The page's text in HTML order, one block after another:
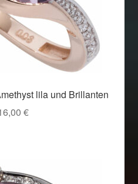
lila und Brillanten
€